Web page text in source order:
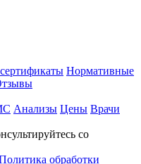
Нормативные
Анализы Цены Врачи
со
обработки